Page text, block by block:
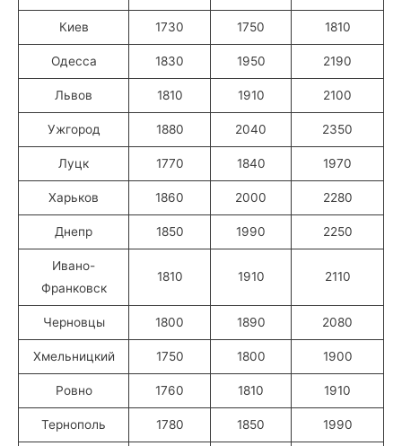
Киев 1730 1750 1810
Одесса 1830 1950 2190
Львов 1810 1910 2100
Ужгород 1880 2040 2350
Луцк 1770 1840 1970
Харьков 1860 2000 2280
Днепр 1850 1990 2250
Ивано-
Франковск
1810 1910 2110
Черновцы 1800 1890 2080
Хмельницкий 1750 1800 1900
Ровно 1760 1810 1910
Тернополь 1780 1850 1990